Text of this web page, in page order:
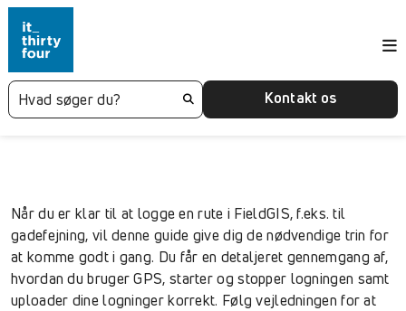
Kontakt os
Når du er klar til at logge en rute i FieldGIS, f.eks. til
gadefejning, vil denne guide give dig de nødvendige trin for
at komme godt i gang. Du får en detaljeret gennemgang af,
hvordan du bruger GPS, starter og stopper logningen samt
uploader dine logninger korrekt. Følg vejledningen for at